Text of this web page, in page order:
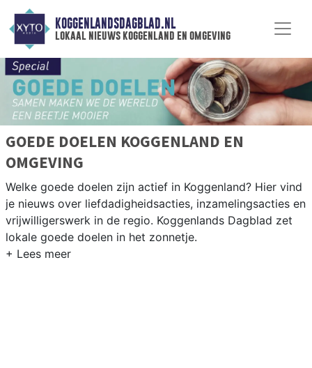
KOGGENLANDSDAGBLAD.NL
lokaal nieuws koggenland en omgeving
GOEDE DOELEN KOGGENLAND EN
OMGEVING
Welke goede doelen zijn actief in Koggenland? Hier vind
je nieuws over liefdadigheidsacties, inzamelingsacties en
vrijwilligerswerk in de regio. Koggenlands Dagblad zet
lokale goede doelen in het zonnetje.